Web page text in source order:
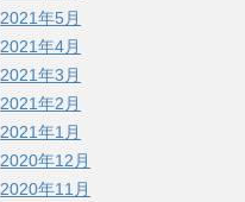
2021年5月
2021年4月
2021年3月
2021年2月
2021年1月
2020年12月
2020年11月